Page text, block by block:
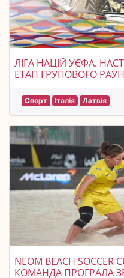
ЛІГА НАЦІЙ УЄФА.
ЕТАП ГРУПОВОГО
Спорт Італія Латвія
NEOM BEACH
КОМАНДА ПРОГРАЛА